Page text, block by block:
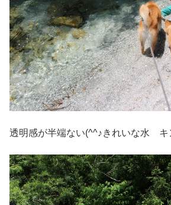
透明感が半端ない(^^♪きれいな水 キ